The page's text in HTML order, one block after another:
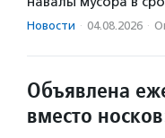
Новости · 04.08.2026 ·
Объявлена
вместо